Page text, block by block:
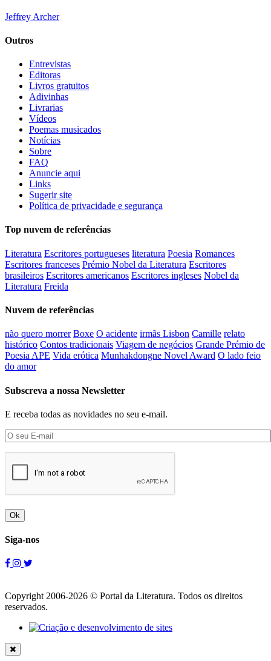
Jeffrey Archer
Outros
Entrevistas
Editoras
Livros gratuitos
Adivinhas
Livrarias
Vídeos
Poemas musicados
Notícias
Sobre
FAQ
Anuncie aqui
Links
Sugerir site
Política de privacidade e segurança
Top nuvem de referências
Literatura Escritores portugueses literatura Poesia Romances
Escritores franceses Prémio Nobel da Literatura Escritores
brasileiros Escritores americanos Escritores ingleses Nobel da
Literatura Freida
Nuvem de referências
não quero morrer Boxe O acidente irmãs Lisbon Camille relato
histórico Contos tradicionais Viagem de negócios Grande Prémio de
Poesia APE Vida erótica Munhakdongne Novel Award O lado feio
do amor
Subscreva a nossa Newsletter
E receba todas as novidades no seu e-mail.
Ok
Siga-nos
Copyright 2006-2026 © Portal da Literatura. Todos os direitos
reservados.